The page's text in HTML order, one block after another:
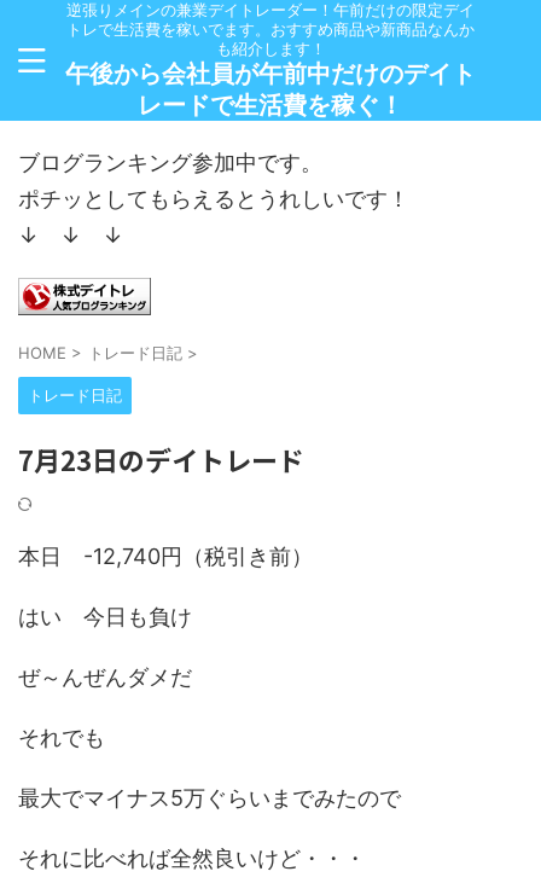
逆張りメインの兼業デイトレーダー！午前だけの限定デイ
トレで生活費を稼いでます。おすすめ商品や新商品なんか
も紹介します！
午後から会社員が午前中だけのデイト
レードで生活費を稼ぐ！
ブログランキング参加中です。
ポチッとしてもらえるとうれしいです！
↓ ↓ ↓
HOME > トレード日記 >
トレード日記
7月23日のデイトレード
本日 -12,740円（税引き前）
はい 今日も負け
ぜ～んぜんダメだ
それでも
最大でマイナス5万ぐらいまでみたので
それに比べれば全然良いけど・・・